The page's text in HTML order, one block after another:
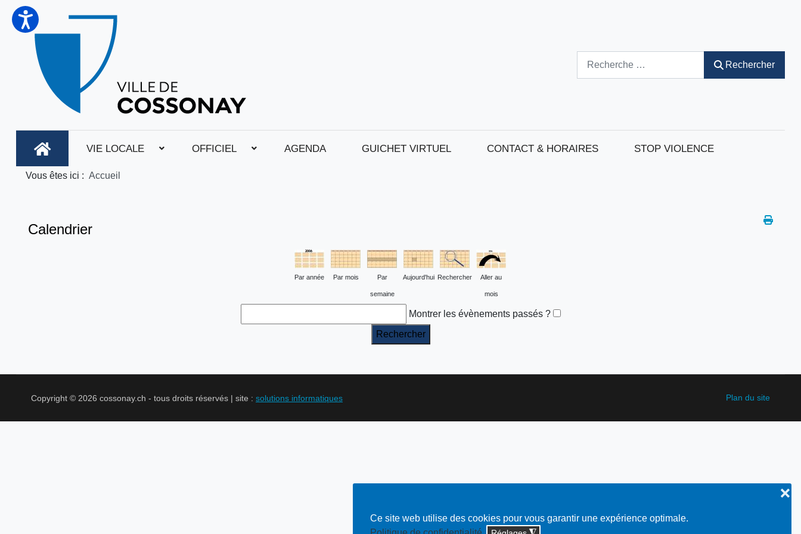
Ce site web utilise des cookies pour vous garantir une expérience optimale.
❌
Rechercher
VIE LOCALE OFFICIEL AGENDA GUICHET VIRTUEL CONTACT & HORAIRES STOP VIOLENCE
Vous êtes ici : Accueil
Calendrier
Par année Par mois Par
semaine
Aujourd'hui Rechercher Aller au
mois
Montrer les évènements passés ?
Copyright © 2026 cossonay.ch - tous droits réservés | site : solutions informatiques Plan du site